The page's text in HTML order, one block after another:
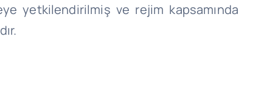
yetkilendirilmiş ve rejim kapsamında